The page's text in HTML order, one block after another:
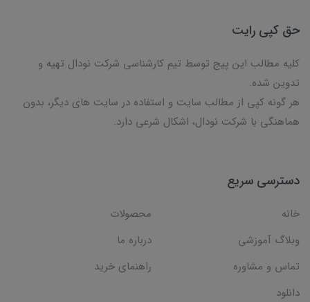
حق کپی رایت
کلیه مطالب این پیج توسط تیم کارشناسی شرکت نودال تهیه و
تدوین شده.
هر گونه کپی از مطالب سایت و استفاده در سایت های دیگر، بدون
هماهنگی با شرکت نودال، اشکال شرعی دارد.
دسترسی سریع
خانه
محصولات
وبلاگ آموزشی
درباره ما
تماس و مشاوره
راهنمای خرید
دانلود